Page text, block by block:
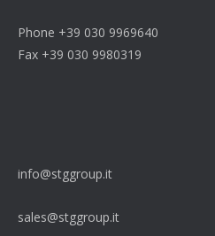
Phone +39 030 9969640
Fax +39 030 9980319
info@stggroup.it
sales@stggroup.it